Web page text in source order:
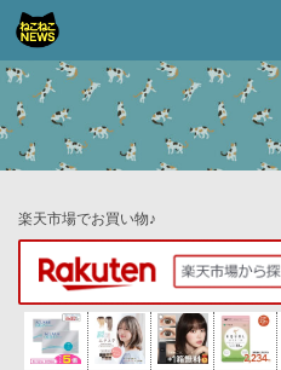
コンテンツへスキップ
楽天市場でお買い物♪